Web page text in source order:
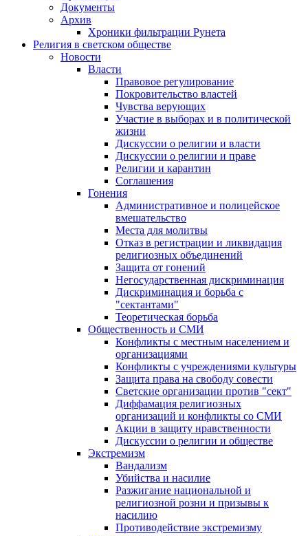
Документы
Архив
Хроники фильтрации Рунета
Религия в светском обществе
Новости
Власти
Правовое регулирование
Покровительство властей
Чувства верующих
Участие в выборах и в политической
жизни
Дискуссии о религии и власти
Дискуссии о религии и праве
Религии и карантин
Соглашения
Гонения
Административное и полицейское
вмешательство
Места для молитвы
Отказ в регистрации и ликвидация
религиозных объединений
Защита от гонений
Негосударственная дискриминация
Дискриминация и борьба с
"сектантами"
Теоретическая борьба
Общественность и СМИ
Конфликты с местным населением и
организациями
Конфликты с учреждениями культуры
Защита права на свободу совести
Светские организации против "сект"
Диффамация религиозных
организаций и конфликты со СМИ
Акции в защиту нравственности
Дискуссии о религии и обществе
Экстремизм
Вандализм
Убийства и насилие
Разжигание национальной и
религиозной розни и призывы к
насилию
Противодействие экстремизму